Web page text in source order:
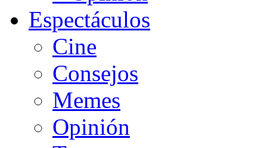
Espectáculos
Cine
Consejos
Memes
Opinión